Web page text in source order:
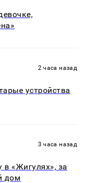
2 часа назад
устройства
3 часа назад
в «Жигулях», за
дом